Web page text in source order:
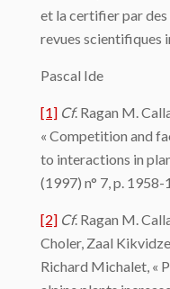
et la certifier par
revues scientifiques
Pascal Ide
[1] Cf. Ragan M.
« Competition and
to interactions in
(1997) n° 7, p. 1958-
[2] Cf. Ragan M.
Choler, Zaal
Richard Michalet, «